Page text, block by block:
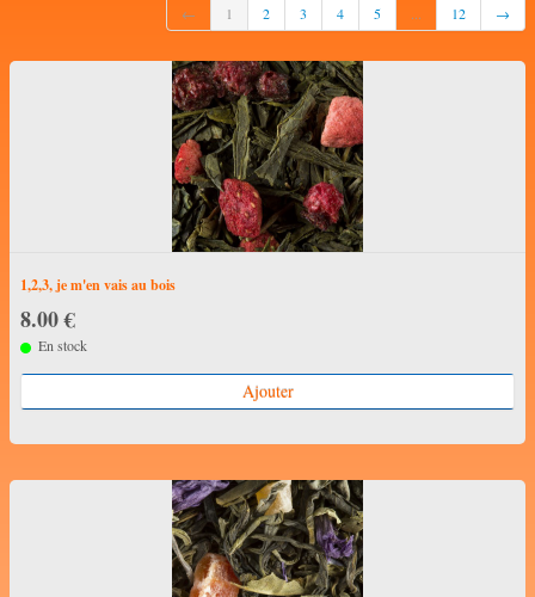
← 1 2 3 4 5 ... 12 →
1,2,3, je m'en vais au bois
8.00 €
En stock
Ajouter